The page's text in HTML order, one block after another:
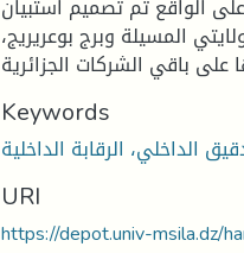
الواقع تم تصميم استبيان
المسيلة وبرج بوعريريج،
Keywords
الداخلي، الرقابة الداخلية
URI
https://depot.univ-msila.dz/